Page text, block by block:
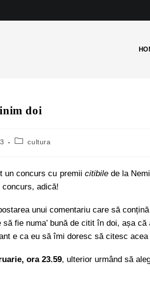
doi
cultura
un concurs cu premii citibile de la
concurs, adică!
unui comentariu care să
fie numa’ bună de citit în doi, așa
e ca eu să îmi doresc să citesc acea
ora 23.59, ulterior urmând să